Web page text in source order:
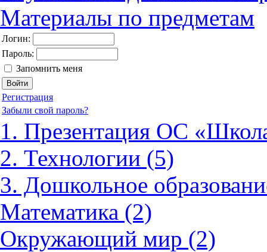
Материалы по предметам
Логин:
Пароль:
Запомнить меня
Регистрация
Забыли свой пароль?
1. Презентация ОС
2. Технологии (5)
3. Дошкольное
Математика (2)
Окружающий мир (2)